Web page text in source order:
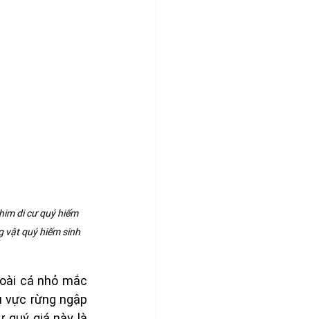
di cư quý hiếm
vật quý hiếm sinh
cá nhỏ mắc
vực rừng ngập